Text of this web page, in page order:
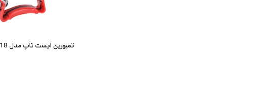
تمبورین ایست تاپ مدل 300118-R